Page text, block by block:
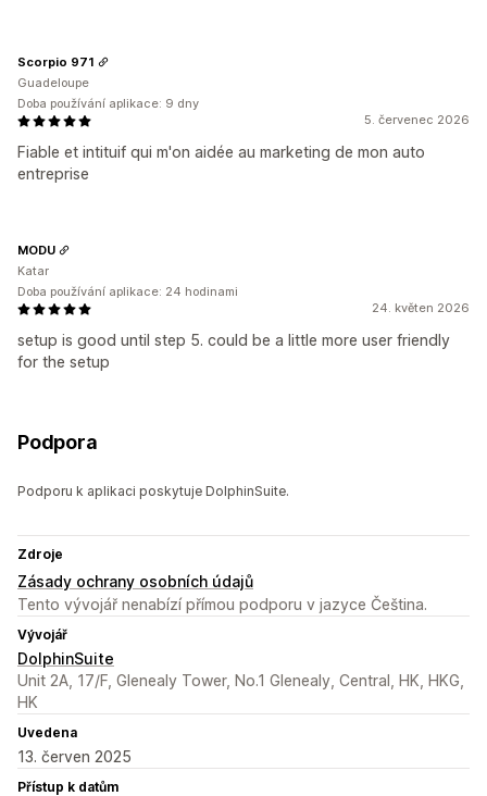
5. červenec 2026
Fiable et intituif qui m'on aidée au marketing de mon auto
entreprise
Scorpio 971
Guadeloupe
Doba používání aplikace: 9 dny
24. květen 2026
setup is good until step 5. could be a little more user friendly
for the setup
MODU
Katar
Doba používání aplikace: 24 hodinami
Podpora
Podporu k aplikaci poskytuje DolphinSuite.
Zdroje
Zásady ochrany osobních údajů
Tento vývojář nenabízí přímou podporu v jazyce Čeština.
Vývojář
DolphinSuite
Unit 2A, 17/F, Glenealy Tower, No.1 Glenealy, Central, HK, HKG,
HK
Uvedena
13. červen 2025
Přístup k datům